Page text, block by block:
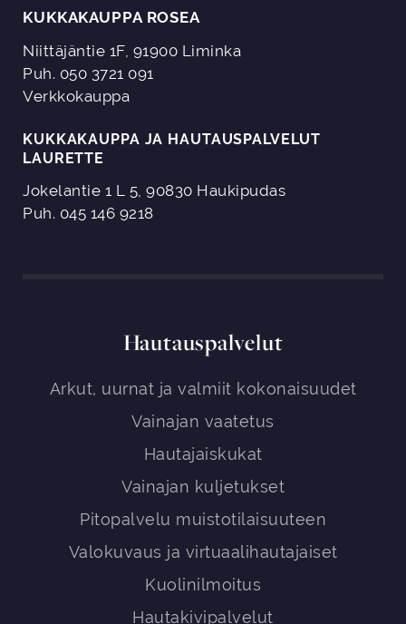
KUKKAKAUPPA ROSEA
Niittäjäntie 1F, 91900 Liminka
Puh. 050 3721 091
Verkkokauppa
KUKKAKAUPPA JA HAUTAUSPALVELUT
LAURETTE
Jokelantie 1 L 5, 90830 Haukipudas
Puh. 045 146 9218
Hautauspalvelut
Arkut, uurnat ja valmiit kokonaisuudet
Vainajan vaatetus
Hautajaiskukat
Vainajan kuljetukset
Pitopalvelu muistotilaisuuteen
Valokuvaus ja virtuaalihautajaiset
Kuolinilmoitus
Hautakivipalvelut